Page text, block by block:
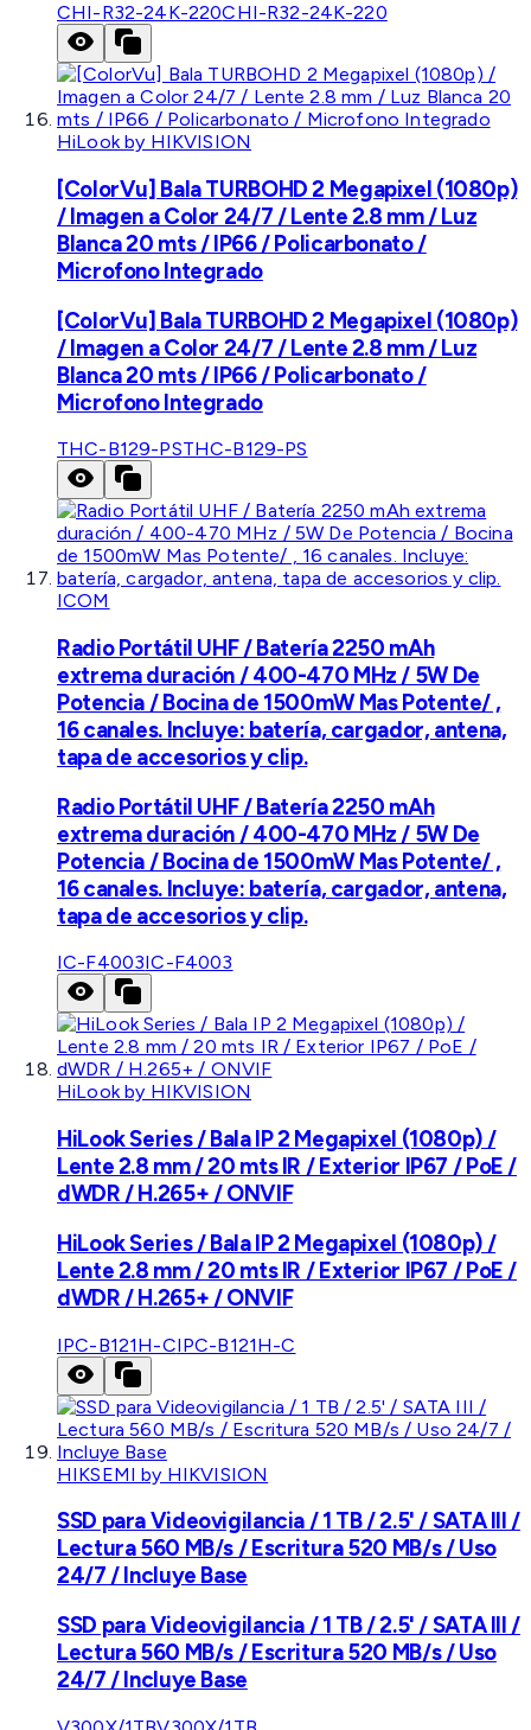
CHI-R32-24K-220CHI-R32-24K-220
HiLook by HIKVISION
[ColorVu] Bala TURBOHD 2 Megapixel (1080p)
/ Imagen a Color 24/7 / Lente 2.8 mm / Luz
Blanca 20 mts / IP66 / Policarbonato /
Microfono Integrado
[ColorVu] Bala TURBOHD 2 Megapixel (1080p)
/ Imagen a Color 24/7 / Lente 2.8 mm / Luz
Blanca 20 mts / IP66 / Policarbonato /
Microfono Integrado
THC-B129-PSTHC-B129-PS
ICOM
Radio Portátil UHF / Batería 2250 mAh
extrema duración / 400-470 MHz / 5W De
Potencia / Bocina de 1500mW Mas Potente/ ,
16 canales. Incluye: batería, cargador, antena,
tapa de accesorios y clip.
Radio Portátil UHF / Batería 2250 mAh
extrema duración / 400-470 MHz / 5W De
Potencia / Bocina de 1500mW Mas Potente/ ,
16 canales. Incluye: batería, cargador, antena,
tapa de accesorios y clip.
IC-F4003IC-F4003
HiLook by HIKVISION
HiLook Series / Bala IP 2 Megapixel (1080p) /
Lente 2.8 mm / 20 mts IR / Exterior IP67 / PoE /
dWDR / H.265+ / ONVIF
HiLook Series / Bala IP 2 Megapixel (1080p) /
Lente 2.8 mm / 20 mts IR / Exterior IP67 / PoE /
dWDR / H.265+ / ONVIF
IPC-B121H-CIPC-B121H-C
HIKSEMI by HIKVISION
SSD para Videovigilancia / 1 TB / 2.5' / SATA III /
Lectura 560 MB/s / Escritura 520 MB/s / Uso
24/7 / Incluye Base
SSD para Videovigilancia / 1 TB / 2.5' / SATA III /
Lectura 560 MB/s / Escritura 520 MB/s / Uso
24/7 / Incluye Base